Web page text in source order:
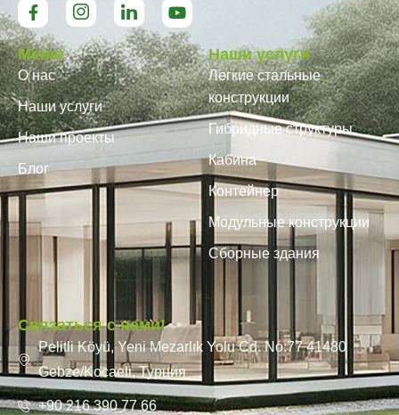
Меню
О нас
Наши услуги
Наши проекты
Блог
Наши услуги
Легкие стальные
конструкции
Гибридные структуры
Кабина
Контейнер
Модульные конструкции
Сборные здания
Связаться с нами!
Pelitli Köyü, Yeni Mezarlık Yolu Cd. No:77 41480
Gebze/Kocaeli, Турция
+90 216 390 77 66